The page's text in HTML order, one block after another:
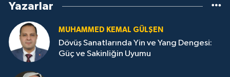
Yazarlar
MUHAMMED KEMAL GÜLŞEN
Dövüş Sanatlarında Yin ve Yang Dengesi:
Güç ve Sakinliğin Uyumu